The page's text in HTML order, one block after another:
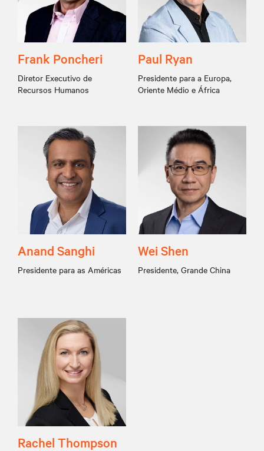
Frank Poncheri
Diretor Executivo de
Recursos Humanos
Paul Ryan
Presidente para a Europa,
Oriente Médio e África
Anand Sanghi
Presidente para as Américas
Wei Shen
Presidente, Grande China
Rachel Thompson